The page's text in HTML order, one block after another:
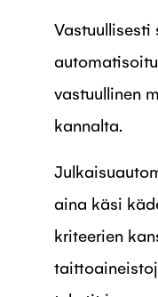
Vastuullisesti
vastuullinen
kannalta.
aina käsi
kriteerien